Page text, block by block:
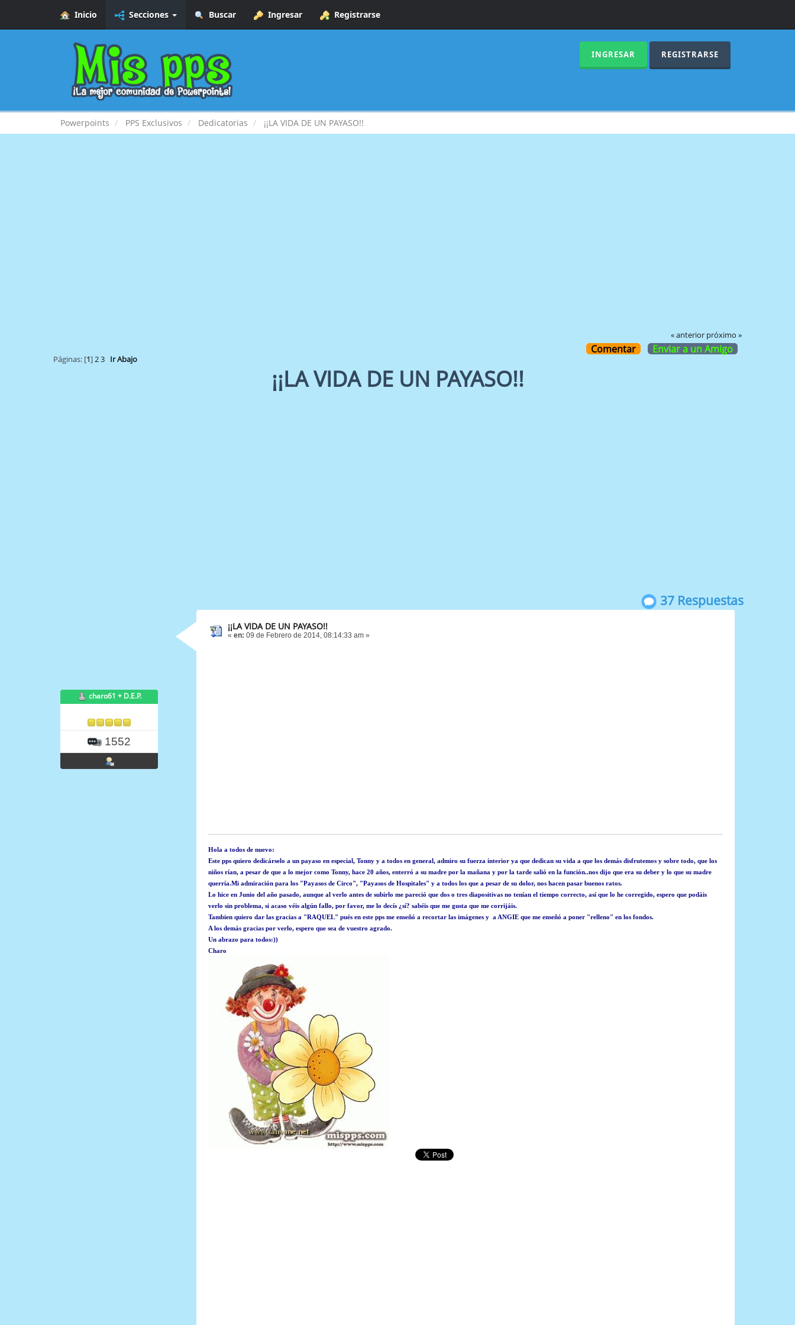
Inicio Secciones Buscar Ingresar Registrarse
INGRESAR REGISTRARSE
Powerpoints PPS Exclusivos Dedicatorias ¡¡LA VIDA DE UN PAYASO!!
« anterior próximo »
Comentar Enviar a un Amigo
Páginas: [1]2 3 Ir Abajo
¡¡LA VIDA DE UN PAYASO!!
37 Respuestas
charo61 + D.E.P.
1552
¡¡LA VIDA DE UN PAYASO!!
« en: 09 de Febrero de 2014, 08:14:33 am »
Hola a todos de nuevo:
Este pps quiero dedicárselo a un payaso en especial, Tonny y a todos en general, admiro su fuerza interior ya que dedican su vida a que los demás disfrutemos y sobre todo, que los
niños rían, a pesar de que a lo mejor como Tonny, hace 20 años, enterró a su madre por la mañana y por la tarde salió en la función..nos dijo que era su deber y lo que su madre
querría.Mi admiración para los "Payasos de Circo", "Payasos de Hospitales" y a todos los que a pesar de su dolor, nos hacen pasar buenos ratos.
Lo hice en Junio del año pasado, aunque al verlo antes de subirlo me pareció que dos o tres diapositivas no tenían el tiempo correcto, así que lo he corregido, espero que podáis
verlo sin problema, si acaso véis algún fallo, por favor, me lo decís ¿sí? sabéis que me gusta que me corrijáis.
Tambien quiero dar las gracias a "RAQUEL" pués en este pps me enseñó a recortar las imágenes y a ANGIE que me enseñó a poner "relleno" en los fondos.
A los demás gracias por verlo, espero que sea de vuestro agrado.
Un abrazo para todos:))
Charo